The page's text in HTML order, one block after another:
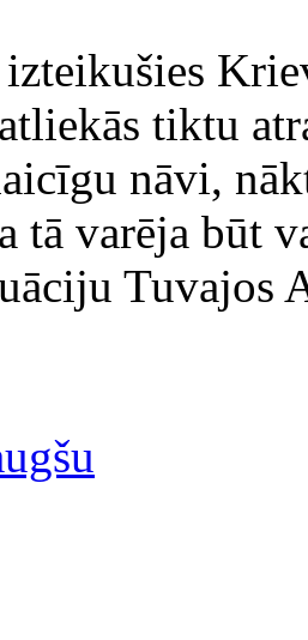
tiktu
nāvi,
tā varēja būt
Tuvajos